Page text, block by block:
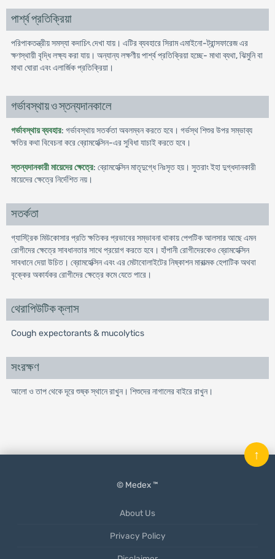
পার্শ্ব প্রতিক্রিয়া
পরিপাকতন্ত্রীয় সমস্যা কদাচিৎ দেখা যায়। এটির ব্যবহারে সিরাম এমাইনো-ট্রান্সফারেজ এর
ক্ষণস্থায়ী বৃদ্ধি লক্ষ্য করা যায়। অন্যান্য লক্ষণীয় পার্শ্ব প্রতিক্রিয়া হচ্ছে- মাথা ব্যথা, ঝিমুনি বা
মাথা ঘোরা এবং এলার্জিক প্রতিক্রিয়া।
গর্ভাবস্থায় ও স্তন্যদানকালে
গর্ভাবস্থায় ব্যবহার: গর্ভাবস্থায় সতর্কতা অবলম্বন করতে হবে। গর্ভস্থ শিশুর উপর সম্ভাব্য
ক্ষতির কথা বিবেচনা করে ব্রোমহেক্সিন-এর সুবিধা যাচাই করতে হবে।
স্তন্যদানকারী মায়েদের ক্ষেত্রে: ব্রোমহেক্সিন মাতৃদুগ্ধে নিঃসৃত হয়। সুতরাং ইহা দুগ্ধদানকারী
মায়েদের ক্ষেত্রে নির্দেশিত নয়।
সতর্কতা
গ্যাস্ট্রিক মিউকোসার প্রতি ক্ষতিকর প্রভাবের সম্ভাবনা থাকায় পেপটিক আলসার আছে এমন
রোগীদের ক্ষেত্রে সাবধানতার সাথে প্রয়োগ করতে হবে। হাঁপানী রোগীদেরকেও ব্রোমহেক্সিন
সাবধানে দেয়া উচিত। ব্রোমহেক্সিন এবং এর মেটাবোলাইটের নিষ্কাশন মারাত্মক হেপাটিক অথবা
বৃক্কের অকার্যকর রোগীদের ক্ষেত্রে কমে যেতে পারে।
থেরাপিউটিক ক্লাস
Cough expectorants & mucolytics
সংরক্ষণ
আলো ও তাপ থেকে দূরে শুষ্ক স্থানে রাখুন। শিশুদের নাগালের বাইরে রাখুন।
© Medex ™
About Us
Privacy Policy
↑